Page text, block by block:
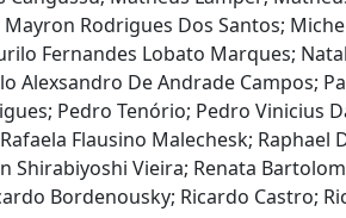
Mayron Rodrigues Dos Santos;
Fernandes Lobato Marques;
Alexsandro De Andrade Campos;
Pedro Tenório; Pedro Vinicius
Flausino Malechesk;
Shirabiyoshi Vieira; Renata
Bordenousky; Ricardo Castro;